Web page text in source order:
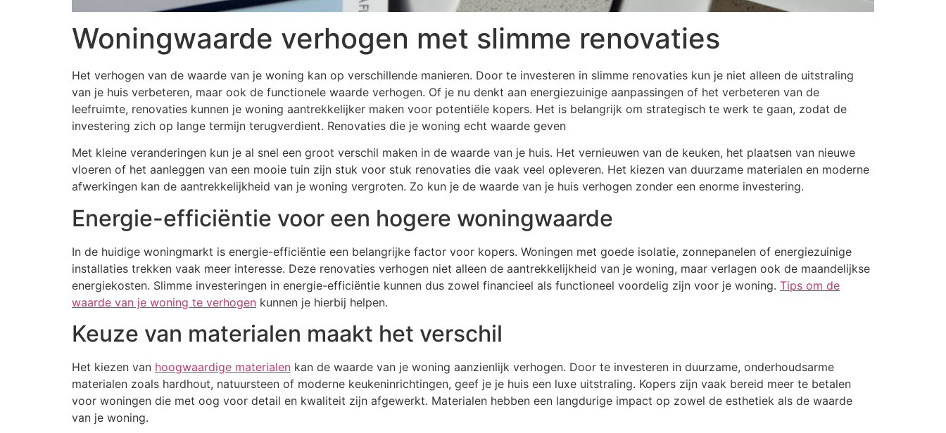
Woningwaarde verhogen met slimme renovaties
Het verhogen van de waarde van je woning kan op verschillende manieren. Door te investeren in slimme renovaties kun je niet alleen de uitstraling
van je huis verbeteren, maar ook de functionele waarde verhogen. Of je nu denkt aan energiezuinige aanpassingen of het verbeteren van de
leefruimte, renovaties kunnen je woning aantrekkelijker maken voor potentiële kopers. Het is belangrijk om strategisch te werk te gaan, zodat de
investering zich op lange termijn terugverdient. Renovaties die je woning echt waarde geven
Met kleine veranderingen kun je al snel een groot verschil maken in de waarde van je huis. Het vernieuwen van de keuken, het plaatsen van nieuwe
vloeren of het aanleggen van een mooie tuin zijn stuk voor stuk renovaties die vaak veel opleveren. Het kiezen van duurzame materialen en moderne
afwerkingen kan de aantrekkelijkheid van je woning vergroten. Zo kun je de waarde van je huis verhogen zonder een enorme investering.
Energie-efficiëntie voor een hogere woningwaarde
In de huidige woningmarkt is energie-efficiëntie een belangrijke factor voor kopers. Woningen met goede isolatie, zonnepanelen of energiezuinige
installaties trekken vaak meer interesse. Deze renovaties verhogen niet alleen de aantrekkelijkheid van je woning, maar verlagen ook de maandelijkse
energiekosten. Slimme investeringen in energie-efficiëntie kunnen dus zowel financieel als functioneel voordelig zijn voor je woning. Tips om de
waarde van je woning te verhogen kunnen je hierbij helpen.
Keuze van materialen maakt het verschil
Het kiezen van hoogwaardige materialen kan de waarde van je woning aanzienlijk verhogen. Door te investeren in duurzame, onderhoudsarme
materialen zoals hardhout, natuursteen of moderne keukeninrichtingen, geef je je huis een luxe uitstraling. Kopers zijn vaak bereid meer te betalen
voor woningen die met oog voor detail en kwaliteit zijn afgewerkt. Materialen hebben een langdurige impact op zowel de esthetiek als de waarde
van je woning.